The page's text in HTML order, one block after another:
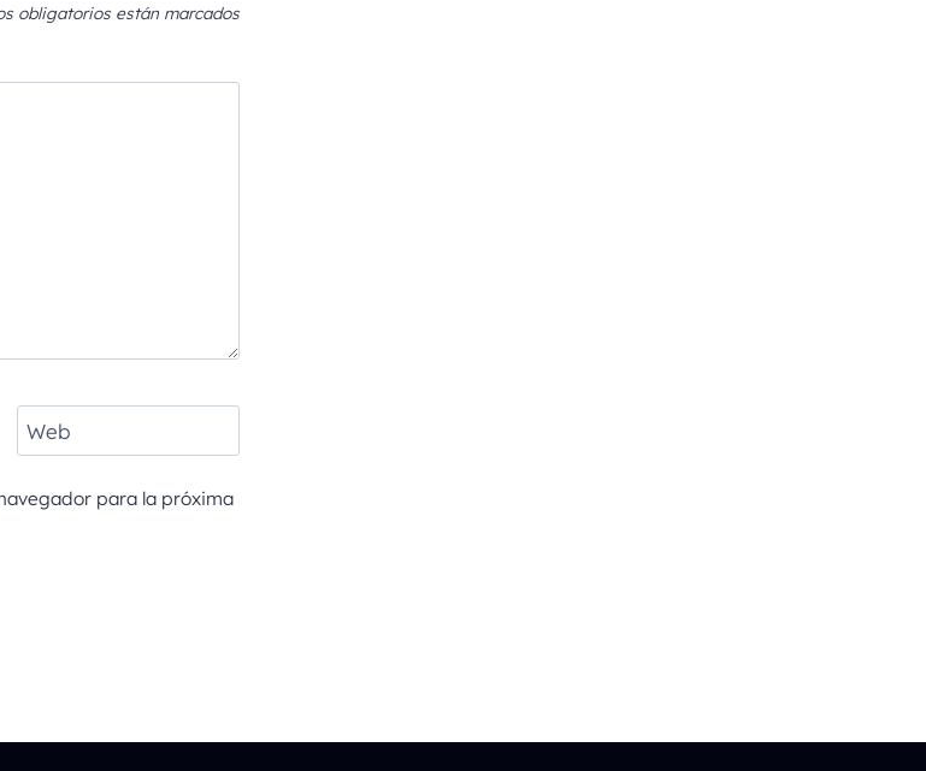
obligatorios están marcados
Web
para la próxima